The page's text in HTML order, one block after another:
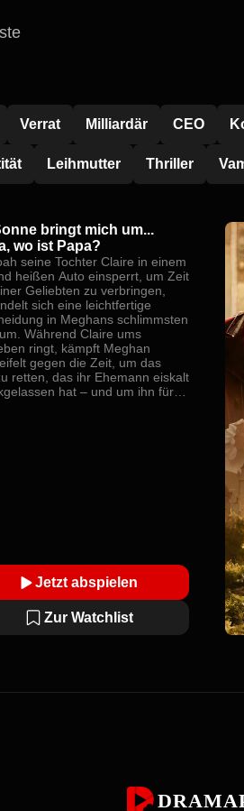
Verrat Milliardär CEO
Leihmutter Thriller
bringt mich um...
wo ist Papa?
seine Tochter Claire in einem
heißen Auto einsperrt, um Zeit
Geliebten zu verbringen,
sich eine leichtfertige
in Meghans schlimmsten
Während Claire ums
ringt, kämpft Meghan
gegen die Zeit, um das
retten, das ihr Ehemann eiskalt
hat – und um ihn für
Jetzt abspielen
Zur Watchlist